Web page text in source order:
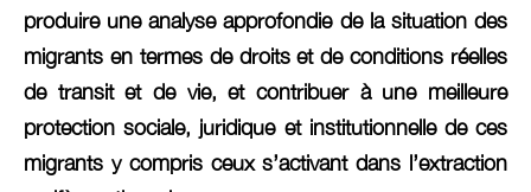
produire une analyse approfondie de la situation des
migrants en termes de droits et de conditions réelles
de transit et de vie, et contribuer à une meilleure
protection sociale, juridique et institutionnelle de ces
migrants y compris ceux s’activant dans l’extraction